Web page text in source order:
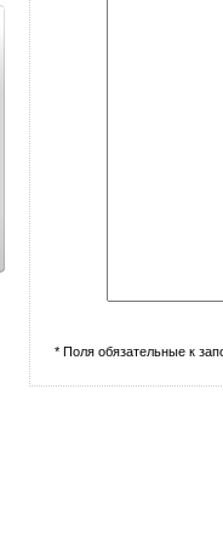
* Поля обязательные к